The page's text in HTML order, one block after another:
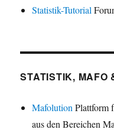
Statistik-Tutorial
STATISTIK, MAFO
Mafolution Plattform
aus den Bereichen